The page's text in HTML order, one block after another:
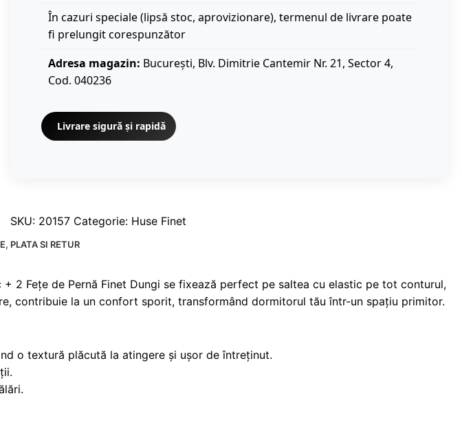
În cazuri speciale (lipsă stoc, aprovizionare), termenul de livrare poate
fi prelungit corespunzător
Adresa magazin: București, Blv. Dimitrie Cantemir Nr. 21, Sector 4,
Cod. 040236
Livrare sigură și rapidă
SKU: 20157 Categorie: Huse Finet
PLATA SI RETUR
2 Fețe de Pernă Finet Dungi se fixează perfect pe saltea cu elastic pe tot conturul,
contribuie la un confort sporit, transformând dormitorul tău într-un spațiu primitor.
o textură plăcută la atingere și ușor de întreținut.